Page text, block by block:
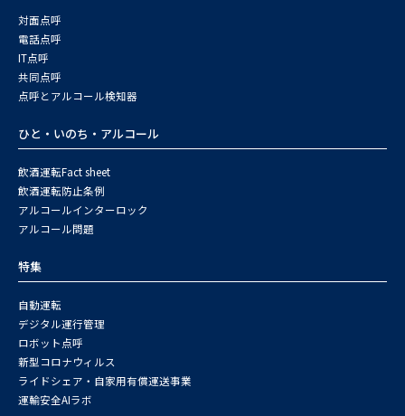
対面点呼
電話点呼
IT点呼
共同点呼
点呼とアルコール検知器
ひと・いのち・アルコール
飲酒運転Fact sheet
飲酒運転防止条例
アルコールインターロック
アルコール問題
特集
自動運転
デジタル運行管理
ロボット点呼
新型コロナウィルス
ライドシェア・自家用有償運送事業
運輸安全AIラボ